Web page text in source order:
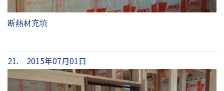
断熱材充填
21. 2015年07月01日